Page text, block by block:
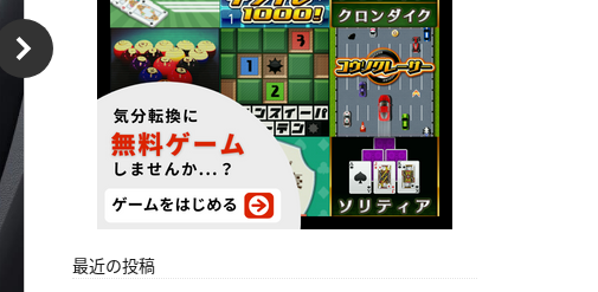
最近の投稿